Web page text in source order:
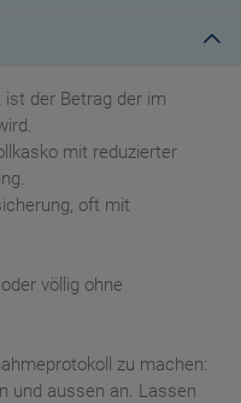
ist der Betrag der im
mit reduzierter
oft mit
völlig ohne
zu machen:
und aussen an. Lassen